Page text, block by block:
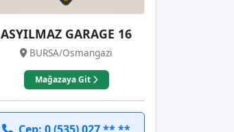
ASYILMAZ GARAGE 16
BURSA/Osmangazi
Mağazaya Git